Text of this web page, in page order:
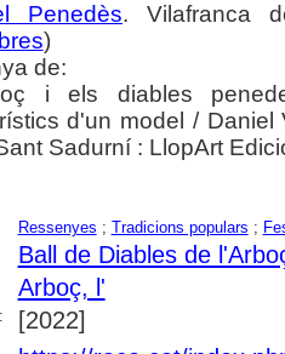
Penedès. Vilafranca
)
de:
i els diables
d'un model /
Sadurní : LlopArt
Ressenyes ; Tradicions populars ;
Ball de Diables de
Arboç, l'
[2022]